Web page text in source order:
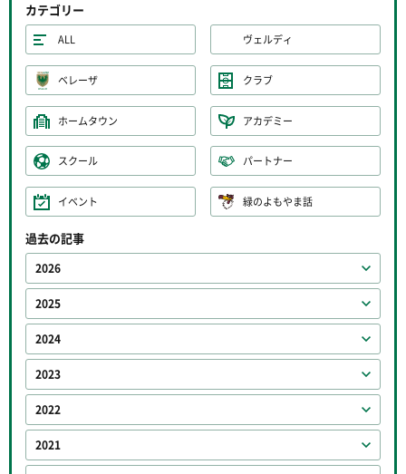
カテゴリー
ALL ヴェルディ
ベレーザ クラブ
ホームタウン アカデミー
スクール パートナー
イベント 緑のよもやま話
過去の記事
2026
2025
2024
2023
2022
2021